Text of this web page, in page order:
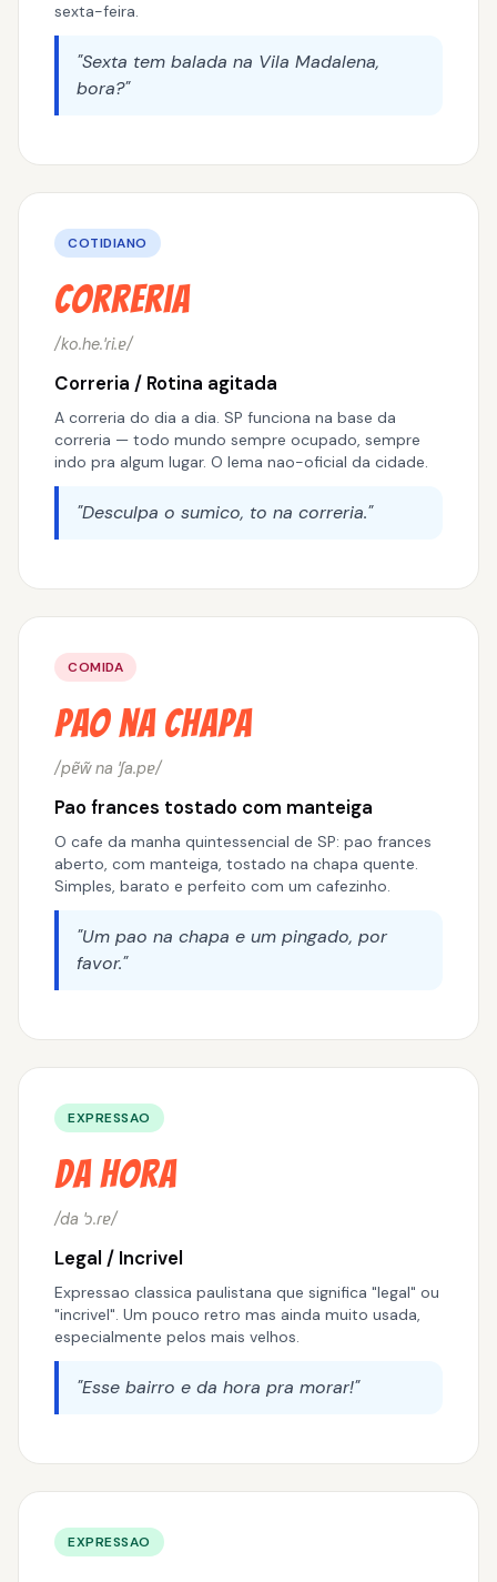
sexta-feira.
"Sexta tem balada na Vila Madalena,
bora?"
COTIDIANO
Correria
/ko.he.ˈɾi.ɐ/
Correria / Rotina agitada
A correria do dia a dia. SP funciona na base da
correria — todo mundo sempre ocupado, sempre
indo pra algum lugar. O lema nao-oficial da cidade.
"Desculpa o sumico, to na correria."
COMIDA
Pao na Chapa
/pɐ̃w̃ na ˈʃa.pɐ/
Pao frances tostado com manteiga
O cafe da manha quintessencial de SP: pao frances
aberto, com manteiga, tostado na chapa quente.
Simples, barato e perfeito com um cafezinho.
"Um pao na chapa e um pingado, por
favor."
EXPRESSAO
Da Hora
/da ˈɔ.ɾɐ/
Legal / Incrivel
Expressao classica paulistana que significa "legal" ou
"incrivel". Um pouco retro mas ainda muito usada,
especialmente pelos mais velhos.
"Esse bairro e da hora pra morar!"
EXPRESSAO